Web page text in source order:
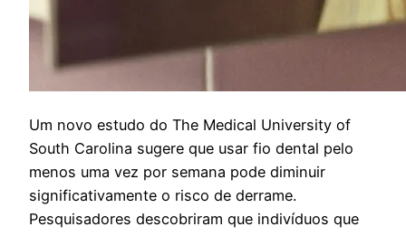
Um novo estudo do The Medical University of
South Carolina sugere que usar fio dental pelo
menos uma vez por semana pode diminuir
significativamente o risco de derrame.
Pesquisadores descobriram que indivíduos que